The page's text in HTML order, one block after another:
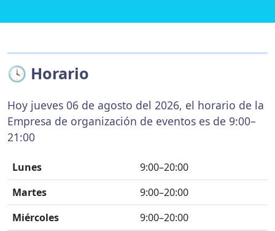
🕓 Horario
Hoy jueves 06 de agosto del 2026, el horario de la
Empresa de organización de eventos es de 9:00–
21:00
Lunes
9:00–20:00
Martes
9:00–20:00
Miércoles
9:00–20:00